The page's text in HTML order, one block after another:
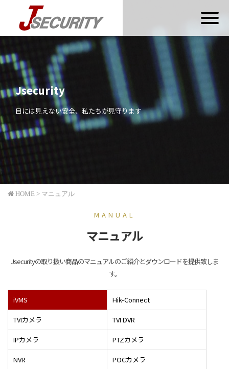
Jsecurity
目には見えない安全、私たちが見守ります
HOME > マニュアル
MANUAL
マニュアル
Jsecurityの取り扱い商品のマニュアルのご紹介とダウンロードを提供致しま
す。
iVMS Hik-Connect
TVIカメラ TVI DVR
IPカメラ​ PTZカメラ
NVR POCカメラ